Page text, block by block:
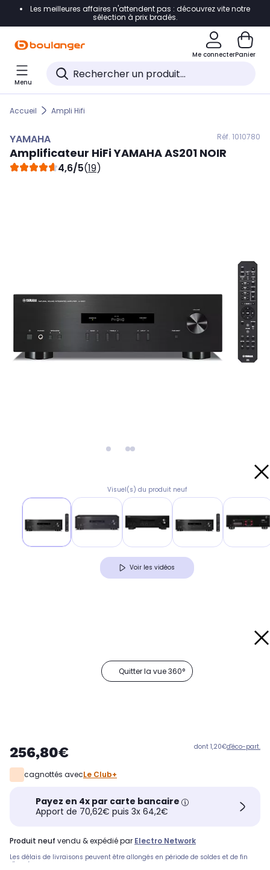
Accéder directement à la navigation
Accéder directement au pied de page
Accéder directement au chatbot
Les meilleures affaires n'attendent pas : découvrez vite notre
sélection à prix bradés.
Me connecterPanier
Menu
Accueil Ampli Hifi
YAMAHA Réf. 1010780
Amplificateur HiFiYAMAHAAS201 NOIR
4,6/5(19)
Visuel(s) du produit neuf
Voir les vidéos
Quitter la vue 360°
256,80€ dont 1,20€d'éco-part.
cagnottés avecLe Club+
Payez en 4x par carte bancaire
Apport de 70,62€ puis 3x 64,2€
produit neuf vendu & expédié par Electro Network
Les délais de livraisons peuvent être allongés en période de soldes et de fin
d'année.